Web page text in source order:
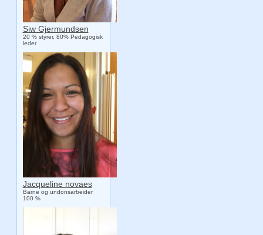
Siw Gjermundsen
20 % styrer, 80% Pedagogisk
leder
Jacqueline novaes
Barne og undonsarbeider
100 %